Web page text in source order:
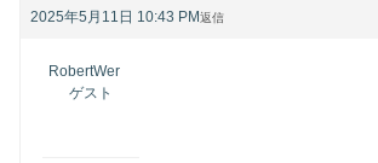
2025年5月11日 10:43 PM返信
RobertWer
ゲスト